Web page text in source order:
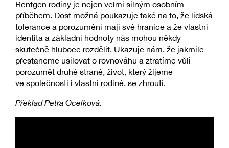
Rentgen rodiny je nejen velmi silným osobním
příběhem. Dost možná poukazuje také na to, že lidská
tolerance a porozumění mají své hranice a že vlastní
identita a základní hodnoty nás mohou někdy
skutečně hluboce rozdělit. Ukazuje nám, že jakmile
přestaneme usilovat o rovnováhu a ztratíme vůli
porozumět druhé straně, život, který žijeme
ve společnosti i vlastní rodině, se zhroutí.
Překlad Petra Ocelková.